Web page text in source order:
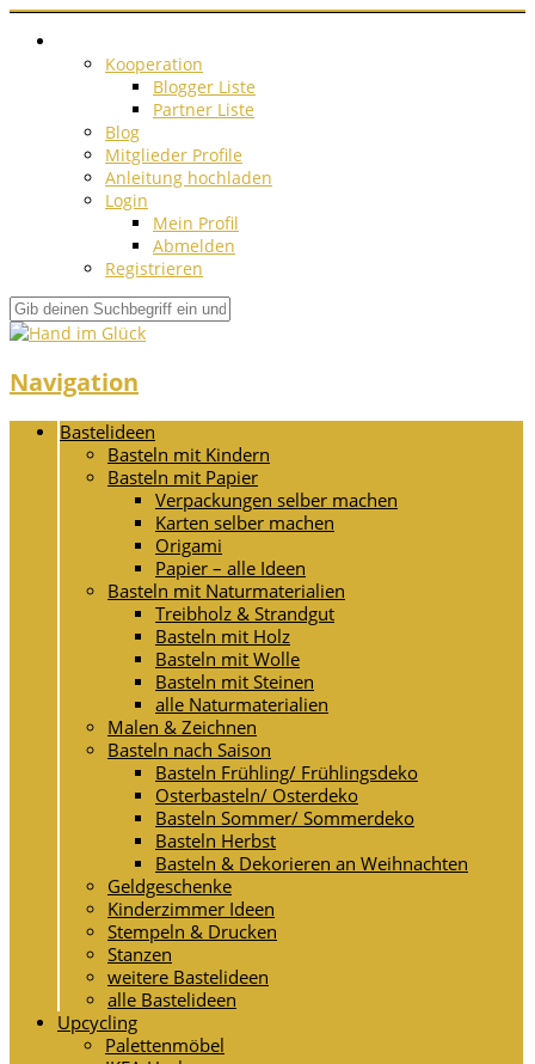
Kooperation
Blogger Liste
Partner Liste
Blog
Mitglieder Profile
Anleitung hochladen
Login
Mein Profil
Abmelden
Registrieren
Navigation
Bastelideen
Basteln mit Kindern
Basteln mit Papier
Verpackungen selber machen
Karten selber machen
Origami
Papier – alle Ideen
Basteln mit Naturmaterialien
Treibholz & Strandgut
Basteln mit Holz
Basteln mit Wolle
Basteln mit Steinen
alle Naturmaterialien
Malen & Zeichnen
Basteln nach Saison
Basteln Frühling/ Frühlingsdeko
Osterbasteln/ Osterdeko
Basteln Sommer/ Sommerdeko
Basteln Herbst
Basteln & Dekorieren an Weihnachten
Geldgeschenke
Kinderzimmer Ideen
Stempeln & Drucken
Stanzen
weitere Bastelideen
alle Bastelideen
Upcycling
Palettenmöbel